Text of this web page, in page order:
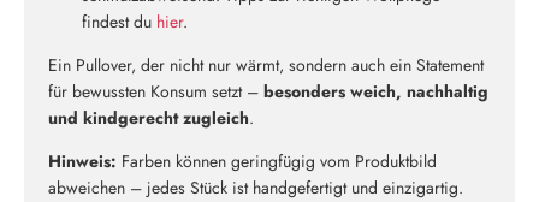
findest du hier.
Ein Pullover, der nicht nur wärmt, sondern auch ein Statement
für bewussten Konsum setzt – besonders weich, nachhaltig
und kindgerecht zugleich.
Hinweis: Farben können geringfügig vom Produktbild
abweichen – jedes Stück ist handgefertigt und einzigartig.
ABSCHICKEN